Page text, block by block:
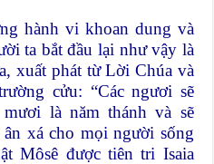
hành vi khoan dung và
ta bắt đầu lại như vậy là
xuất phát từ Lời Chúa và
cửu: “Các ngươi sẽ
là năm thánh và sẽ
xá cho mọi người sống
Môsê được tiên tri Isaia